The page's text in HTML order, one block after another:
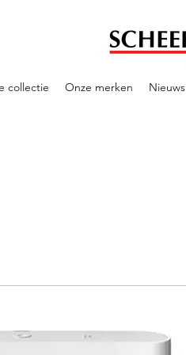
collectie Onze merken Nieuws